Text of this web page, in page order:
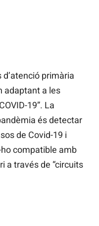
d’atenció primària
adaptant a les
19”. La
és detectar
de Covid-19 i
compatible amb
a través de “circuits